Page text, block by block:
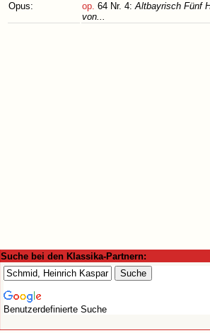
Opus:
op. 64 Nr. 4:Altbayrisch Fünf
von...
Suche bei den Klassika-Partnern:
Benutzerdefinierte Suche